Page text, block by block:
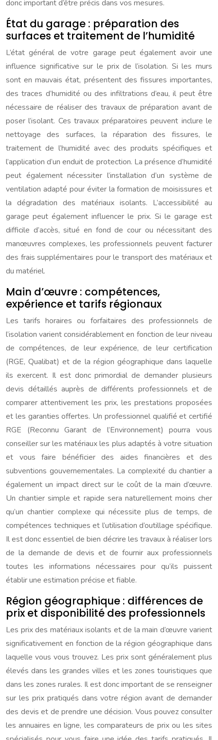
donc important d’être précis dans vos mesures.
État du garage : préparation des
surfaces et traitement de l’humidité
L’état général de votre garage peut également avoir une
influence significative sur le prix de l’isolation. Si les murs
sont en mauvais état, présentent des fissures importantes,
des traces d’humidité ou des infiltrations d’eau, il peut être
nécessaire de réaliser des travaux de préparation avant de
poser l’isolant. Ces travaux préparatoires peuvent inclure le
nettoyage des surfaces, la réparation des fissures, le
traitement de l’humidité avec des produits spécifiques et
l’application d’un enduit de protection. La présence d’humidité
peut également nécessiter l’installation d’un système de
ventilation adapté pour éviter la formation de moisissures et
la dégradation des matériaux isolants. L’accessibilité au
garage peut également influencer le prix. Si le garage est
difficile d’accès, situé en fond de cour ou nécessitant des
manœuvres complexes, les professionnels peuvent facturer
des frais supplémentaires pour le transport des matériaux et
du matériel.
Main d’œuvre : compétences,
expérience et tarifs régionaux
Les tarifs horaires ou forfaitaires des professionnels de
l’isolation varient considérablement en fonction de leur niveau
de compétences, de leur expérience, de leur certification
(RGE, Qualibat) et de la région géographique dans laquelle
ils exercent. Il est donc primordial de demander plusieurs
devis détaillés auprès de différents professionnels et de
comparer attentivement les prix, les prestations proposées
et les garanties offertes. Un professionnel qualifié et certifié
RGE (Reconnu Garant de l’Environnement) pourra vous
conseiller sur les matériaux les plus adaptés à votre situation
et vous faire bénéficier des aides financières et des
subventions gouvernementales. La complexité du chantier a
également un impact direct sur le coût de la main d’œuvre.
Un chantier simple et rapide sera naturellement moins cher
qu’un chantier complexe qui nécessite plus de temps, de
compétences techniques et l’utilisation d’outillage spécifique.
Il est donc essentiel de bien décrire les travaux à réaliser lors
de la demande de devis et de fournir aux professionnels
toutes les informations nécessaires pour qu’ils puissent
établir une estimation précise et fiable.
Région géographique : différences de
prix et disponibilité des professionnels
Les prix des matériaux isolants et de la main d’œuvre varient
significativement en fonction de la région géographique dans
laquelle vous vous trouvez. Les prix sont généralement plus
élevés dans les grandes villes et les zones touristiques que
dans les zones rurales. Il est donc important de se renseigner
sur les prix pratiqués dans votre région avant de demander
des devis et de prendre une décision. Vous pouvez consulter
les annuaires en ligne, les comparateurs de prix ou les sites